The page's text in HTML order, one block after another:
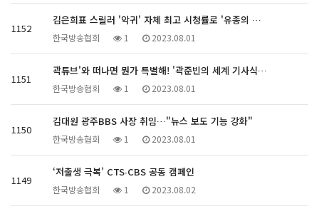
1152
김은희표 스릴러 '악귀' 자체 최고 시청률로 '유종의 …
한국방송협회 1 2023.08.01
1151
곽튜브'와 떠나면 뭔가 특별해! '곽준빈의 세계 기사식…
한국방송협회 1 2023.08.01
1150
김대원 광주BBS 사장 취임…"뉴스 보도 기능 강화"
한국방송협회 1 2023.08.01
1149
‘저출생 극복’ CTS∙CBS 공동 캠페인
한국방송협회 1 2023.08.02